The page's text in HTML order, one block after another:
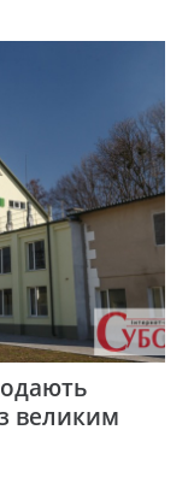
великим